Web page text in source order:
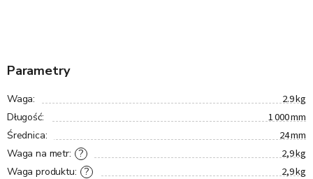
Parametry
Waga: 2.9 kg
Długość: 1 000 mm
Średnica: 24 mm
?
Waga na metr: 2,9 kg
?
Waga produktu: 2,9 kg